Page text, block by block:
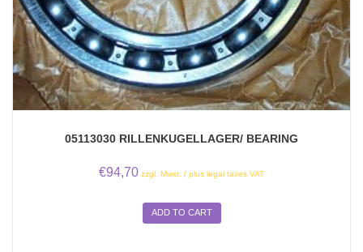
05113030 RILLENKUGELLAGER/ BEARING
€94,70 zzgl. Mwst. / plus legal taxes VAT
ADD TO CART